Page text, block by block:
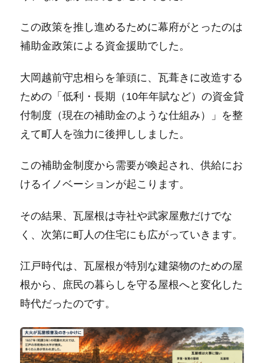
この政策を推し進めるために幕府がとったのは
補助金政策による資金援助でした。
大岡越前守忠相らを筆頭に、瓦葺きに改造する
ための「低利・長期（10年年賦など）の資金貸
付制度（現在の補助金のような仕組み）」を整
えて町人を強力に後押ししました。
この補助金制度から需要が喚起され、供給にお
けるイノベーションが起こります。
その結果、瓦屋根は寺社や武家屋敷だけでな
く、次第に町人の住宅にも広がっていきます。
江戸時代は、瓦屋根が特別な建築物のための屋
根から、庶民の暮らしを守る屋根へと変化した
時代だったのです。